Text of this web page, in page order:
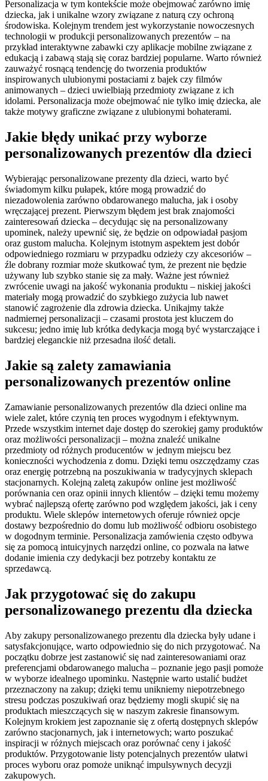
Personalizacja w tym kontekście może obejmować zarówno imię
dziecka, jak i unikalne wzory związane z naturą czy ochroną
środowiska. Kolejnym trendem jest wykorzystanie nowoczesnych
technologii w produkcji personalizowanych prezentów – na
przykład interaktywne zabawki czy aplikacje mobilne związane z
edukacją i zabawą stają się coraz bardziej popularne. Warto również
zauważyć rosnącą tendencję do tworzenia produktów
inspirowanych ulubionymi postaciami z bajek czy filmów
animowanych – dzieci uwielbiają przedmioty związane z ich
idolami. Personalizacja może obejmować nie tylko imię dziecka, ale
także motywy graficzne związane z ulubionymi bohaterami.
Jakie błędy unikać przy wyborze
personalizowanych prezentów dla dzieci
Wybierając personalizowane prezenty dla dzieci, warto być
świadomym kilku pułapek, które mogą prowadzić do
niezadowolenia zarówno obdarowanego malucha, jak i osoby
wręczającej prezent. Pierwszym błędem jest brak znajomości
zainteresowań dziecka – decydując się na personalizowany
upominek, należy upewnić się, że będzie on odpowiadał pasjom
oraz gustom malucha. Kolejnym istotnym aspektem jest dobór
odpowiedniego rozmiaru w przypadku odzieży czy akcesoriów –
źle dobrany rozmiar może skutkować tym, że prezent nie będzie
używany lub szybko stanie się za mały. Ważne jest również
zwrócenie uwagi na jakość wykonania produktu – niskiej jakości
materiały mogą prowadzić do szybkiego zużycia lub nawet
stanowić zagrożenie dla zdrowia dziecka. Unikajmy także
nadmiernej personalizacji – czasami prostota jest kluczem do
sukcesu; jedno imię lub krótka dedykacja mogą być wystarczające i
bardziej eleganckie niż przesadna ilość detali.
Jakie są zalety zamawiania
personalizowanych prezentów online
Zamawianie personalizowanych prezentów dla dzieci online ma
wiele zalet, które czynią ten proces wygodnym i efektywnym.
Przede wszystkim internet daje dostęp do szerokiej gamy produktów
oraz możliwości personalizacji – można znaleźć unikalne
przedmioty od różnych producentów w jednym miejscu bez
konieczności wychodzenia z domu. Dzięki temu oszczędzamy czas
oraz energię potrzebną na poszukiwania w tradycyjnych sklepach
stacjonarnych. Kolejną zaletą zakupów online jest możliwość
porównania cen oraz opinii innych klientów – dzięki temu możemy
wybrać najlepszą ofertę zarówno pod względem jakości, jak i ceny
produktu. Wiele sklepów internetowych oferuje również opcje
dostawy bezpośrednio do domu lub możliwość odbioru osobistego
w dogodnym terminie. Personalizacja zamówienia często odbywa
się za pomocą intuicyjnych narzędzi online, co pozwala na łatwe
dodanie imienia czy dedykacji bez potrzeby kontaktu ze
sprzedawcą.
Jak przygotować się do zakupu
personalizowanego prezentu dla dziecka
Aby zakupy personalizowanego prezentu dla dziecka były udane i
satysfakcjonujące, warto odpowiednio się do nich przygotować. Na
początku dobrze jest zastanowić się nad zainteresowaniami oraz
preferencjami obdarowanego malucha – poznanie jego pasji pomoże
w wyborze idealnego upominku. Następnie warto ustalić budżet
przeznaczony na zakup; dzięki temu unikniemy niepotrzebnego
stresu podczas poszukiwań oraz będziemy mogli skupić się na
produktach mieszczących się w naszym zakresie finansowym.
Kolejnym krokiem jest zapoznanie się z ofertą dostępnych sklepów
zarówno stacjonarnych, jak i internetowych; warto poszukać
inspiracji w różnych miejscach oraz porównać ceny i jakość
produktów. Przygotowanie listy potencjalnych prezentów ułatwi
proces wyboru oraz pomoże uniknąć impulsywnych decyzji
zakupowych.